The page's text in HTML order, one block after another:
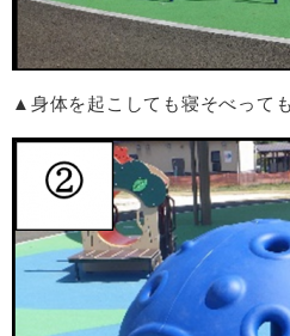
▲身体を起こしても寝そべって